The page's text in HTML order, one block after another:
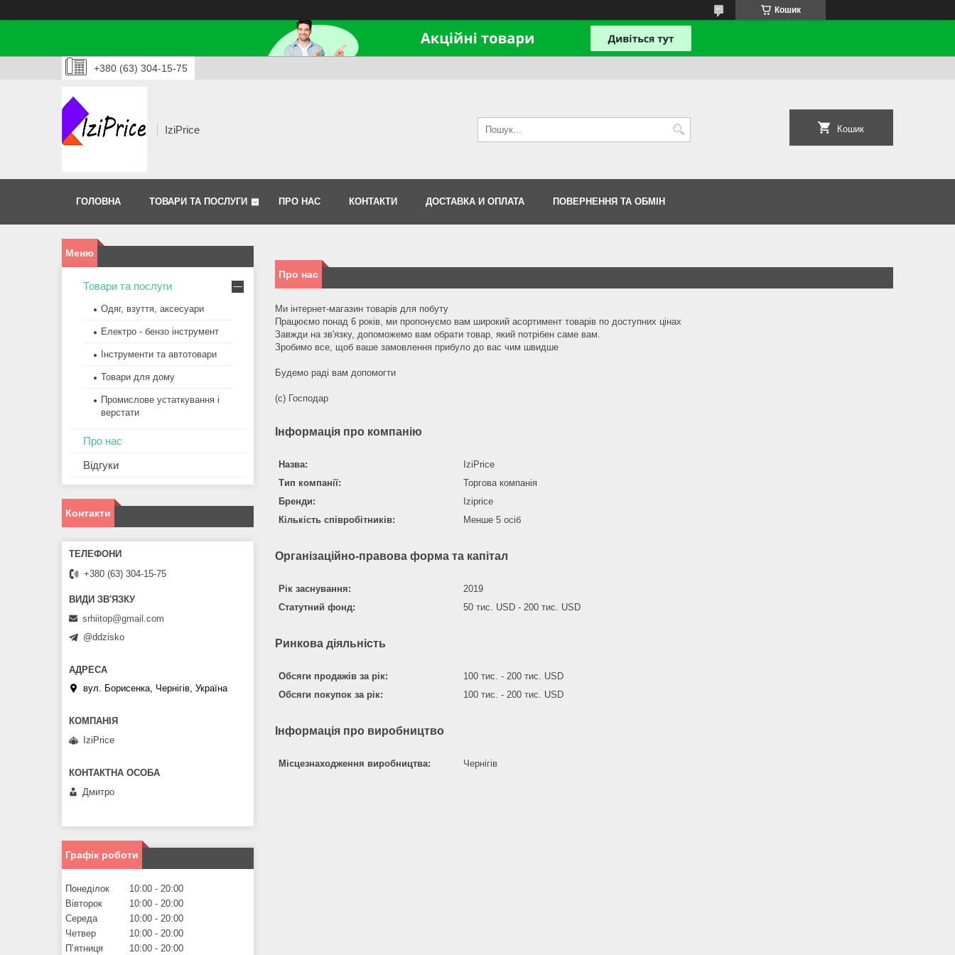
Кошик
+380 (63) 304-15-75
IziPrice Кошик
ГОЛОВНА ТОВАРИ ТА ПОСЛУГИ ПРО НАС КОНТАКТИ ДОСТАВКА И ОПЛАТА ПОВЕРНЕННЯ ТА ОБМІН
Про нас
Ми інтернет-магазин товарів для побуту
Працюємо понад 6 років, ми пропонуємо вам широкий асортимент товарів по доступних цінах
Завжди на зв'язку, допоможемо вам обрати товар, який потрібен саме вам.
Зробимо все, щоб ваше замовлення прибуло до вас чим швидше
Будемо раді вам допомогти
(с) Господар
Інформація про компанію
Назва:
IziPrice
Тип компанії:
Торгова компанія
Бренди:
Iziprice
Кількість співробітників:
Менше 5 осіб
Організаційно-правова форма та капітал
Рік заснування:
2019
Статутний фонд:
50 тис. USD - 200 тис. USD
Ринкова діяльність
Обсяги продажів за рік:
100 тис. - 200 тис. USD
Обсяги покупок за рік:
100 тис. - 200 тис. USD
Інформація про виробництво
Місцезнаходження виробництва: Чернігів
Товари та послуги
Одяг, взуття, аксесуари
Електро - бензо інструмент
Інструменти та автотовари
Товари для дому
Промислове устаткування і
верстати
Про нас
Відгуки
Контакти
+380 (63) 304-15-75
srhiitop@gmail.com
@ddzisko
вул. Борисенка, Чернігів, Україна
IziPrice
Дмитро
Графік роботи
Понеділок 10:00
20:00
Вівторок
10:00
20:00
Середа
10:00
20:00
Четвер
10:00
20:00
Пʼятниця
10:00 20:00